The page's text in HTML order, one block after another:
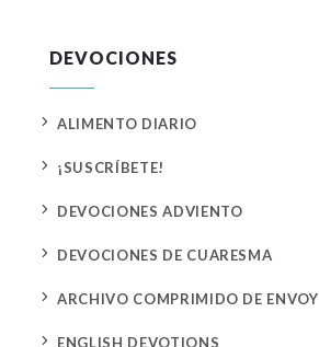
DEVOCIONES
5 ALIMENTO DIARIO
5 ¡SUSCRÍBETE!
5 DEVOCIONES ADVIENTO
5 DEVOCIONES DE CUARESMA
5 ARCHIVO COMPRIMIDO DE ENVOY
5 ENGLISH DEVOTIONS